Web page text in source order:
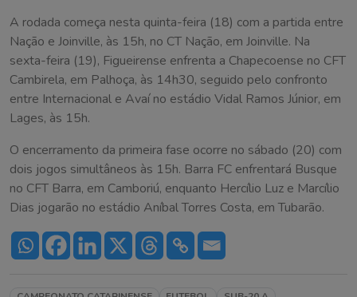
A rodada começa nesta quinta-feira (18) com a partida entre
Nação e Joinville, às 15h, no CT Nação, em Joinville. Na
sexta-feira (19), Figueirense enfrenta a Chapecoense no CFT
Cambirela, em Palhoça, às 14h30, seguido pelo confronto
entre Internacional e Avaí no estádio Vidal Ramos Júnior, em
Lages, às 15h.
O encerramento da primeira fase ocorre no sábado (20) com
dois jogos simultâneos às 15h. Barra FC enfrentará Busque
no CFT Barra, em Camboriú, enquanto Hercílio Luz e Marcílio
Dias jogarão no estádio Aníbal Torres Costa, em Tubarão.